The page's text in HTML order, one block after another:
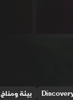
بيئة ومناخ